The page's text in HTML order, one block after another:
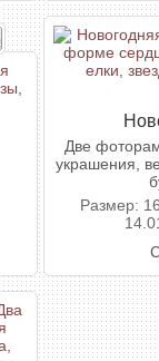
Две
украшения,
Размер: